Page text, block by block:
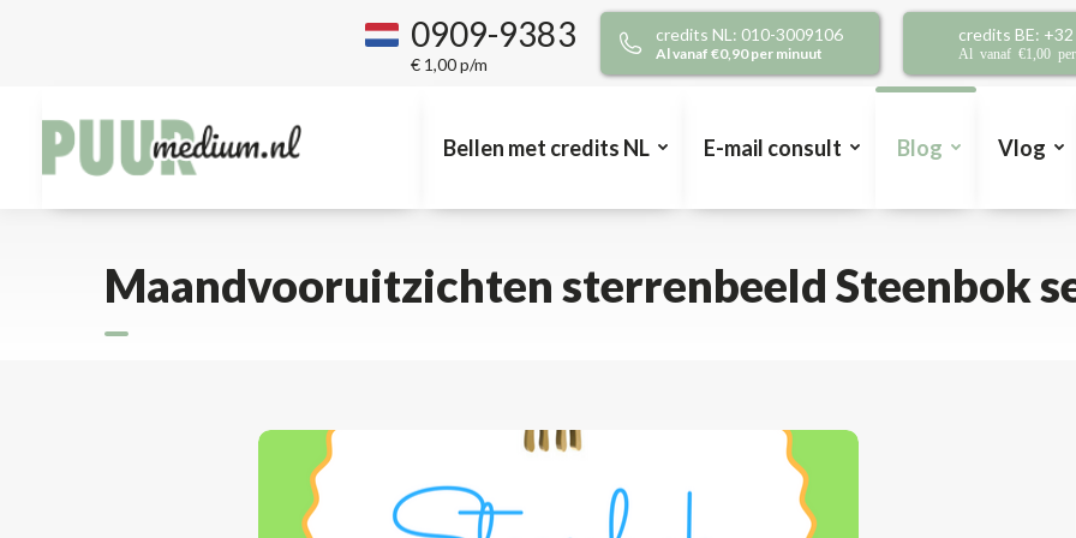
0909-9383
€ 1,00 p/m
credits NL: 010-3009106
Al vanaf €0,90 per minuut
credits BE:
Al vanaf €1,00
Bellen met credits NL E-mail consult Blog Vlog
Maandvooruitzichten sterrenbeeld Steenbok